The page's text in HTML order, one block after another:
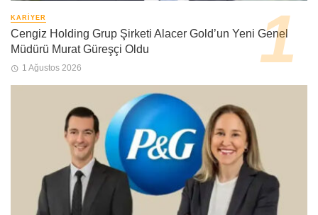
KARIYER
Cengiz Holding Grup Şirketi Alacer Gold’un Yeni Genel
Müdürü Murat Güreşçi Oldu
1 Ağustos 2026